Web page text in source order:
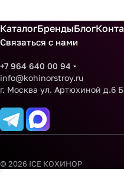
КаталогБрендыБлог
Связаться с нами
+7 964 640 00 94
info@kohinorstroy.ru
г. Москва ул. Артюхиной д.6 Б
© 2026 ICE КОХИНОР